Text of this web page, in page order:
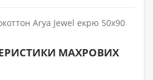
Arya Jewel екрю 50x90
МАХРОВИХ